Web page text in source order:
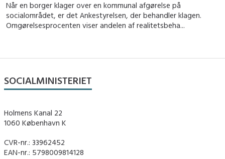
Når en borger klager over en kommunal afgørelse på
socialområdet, er det Ankestyrelsen, der behandler klagen.
Omgørelsesprocenten viser andelen af realitetsbeha...
SOCIALMINISTERIET
Holmens Kanal 22
1060 København K
CVR-nr.: 33962452
EAN-nr.: 5798009814128